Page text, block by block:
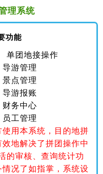
理系统
功能
团地接操作
游管理
点管理
游报账
务中心
工管理
用本系统，目的地拼
地解决了拼团操作中
的审核、查询统计功
况了如指掌，系统设